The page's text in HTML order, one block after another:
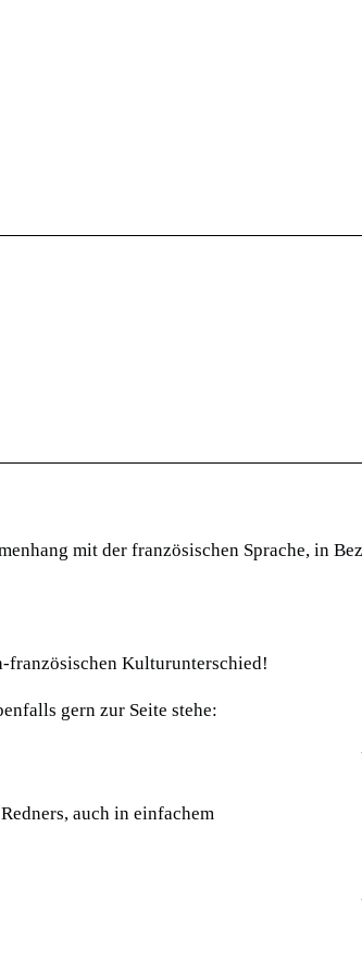
mit der französischen Sprache, in
französischen Kulturunterschied!
gern zur Seite stehe:
auch in einfachem